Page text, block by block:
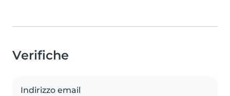
Verifiche
Indirizzo email